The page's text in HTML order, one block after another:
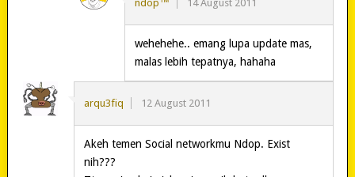
ndöp™ 14 August 2011
wehehehe.. emang lupa update mas,
malas lebih tepatnya, hahaha
arqu3fiq 12 August 2011
Akeh temen Social networkmu Ndop. Exist
nih???